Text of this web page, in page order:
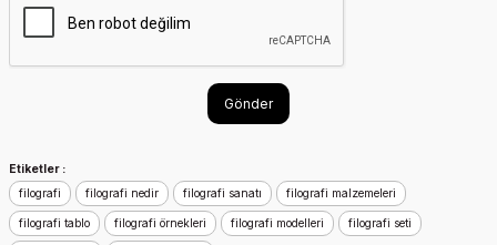
Gönder
Etiketler :
filografi
filografi nedir filografi sanatı filografi malzemeleri
filografi tablo filografi örnekleri filografi modelleri filografi seti